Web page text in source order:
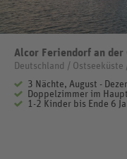
Alcor Feriendorf an der
Deutschland / Ostseeküste
3 Nächte, August -
Doppelzimmer im
1-2 Kinder bis Ende 6